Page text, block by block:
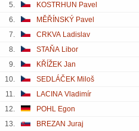
5.
KOSTRHUN Pavel
6.
MĚŘÍNSKÝ Pavel
7.
CRKVA Ladislav
8.
STAŇA Libor
9.
KŘÍŽEK Jan
10.
SEDLÁČEK Miloš
11.
LACINA Vladimír
12.
POHL Egon
13.
BREZAN Juraj